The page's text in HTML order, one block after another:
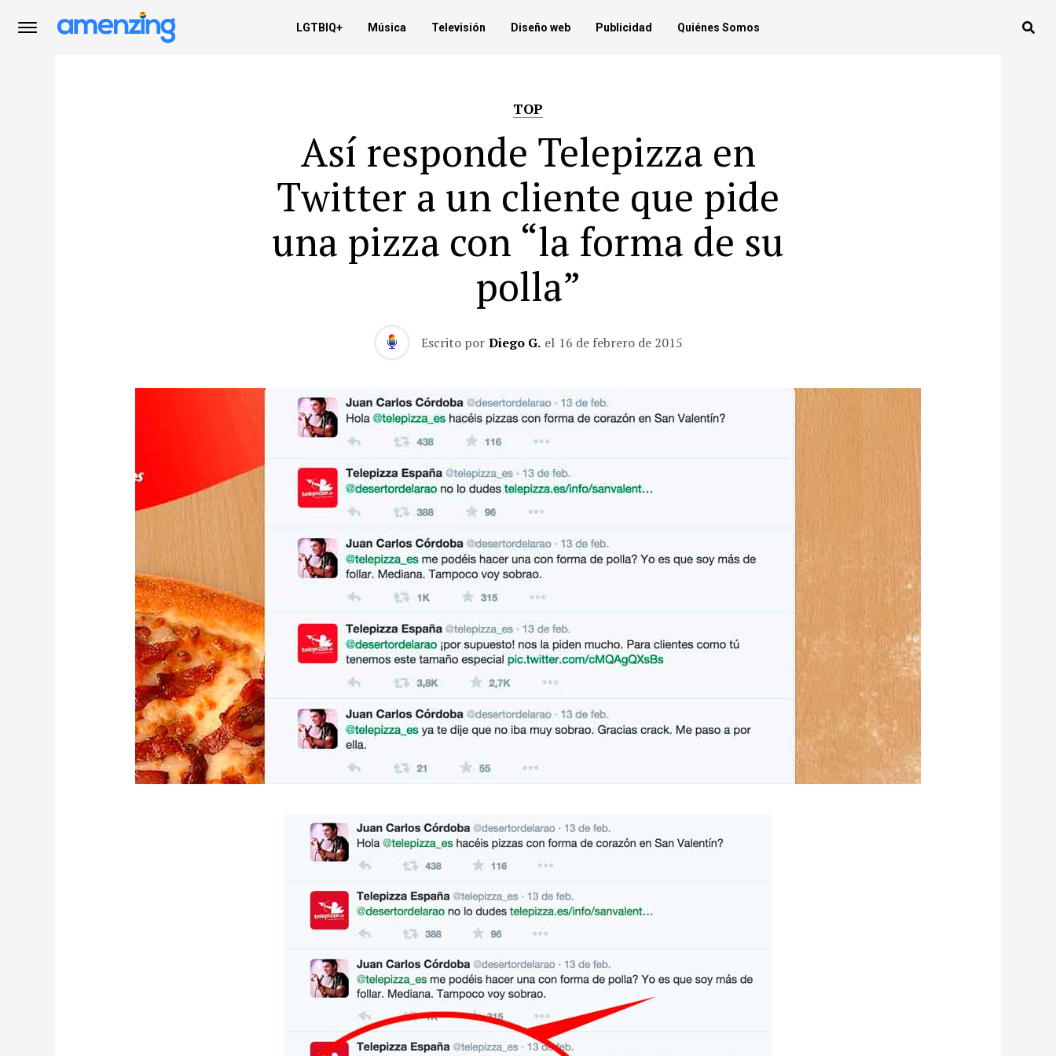
LGTBIQ+ Música Televisión Diseño web Publicidad Quiénes Somos
TOP
Así responde Telepizza en
Twitter a un cliente que pide
una pizza con “la forma de su
polla”
Escrito por Diego G. el 16 de febrero de 2015